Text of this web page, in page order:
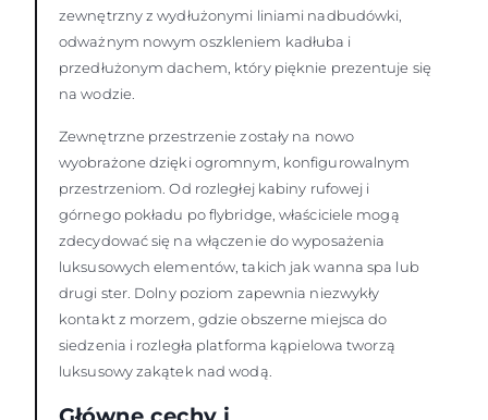
zewnętrzny z wydłużonymi liniami nadbudówki,
odważnym nowym oszkleniem kadłuba i
przedłużonym dachem, który pięknie prezentuje się
na wodzie.
Zewnętrzne przestrzenie zostały na nowo
wyobrażone dzięki ogromnym, konfigurowalnym
przestrzeniom. Od rozległej kabiny rufowej i
górnego pokładu po flybridge, właściciele mogą
zdecydować się na włączenie do wyposażenia
luksusowych elementów, takich jak wanna spa lub
drugi ster. Dolny poziom zapewnia niezwykły
kontakt z morzem, gdzie obszerne miejsca do
siedzenia i rozległa platforma kąpielowa tworzą
luksusowy zakątek nad wodą.